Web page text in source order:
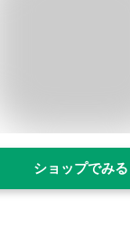
ショップでみる